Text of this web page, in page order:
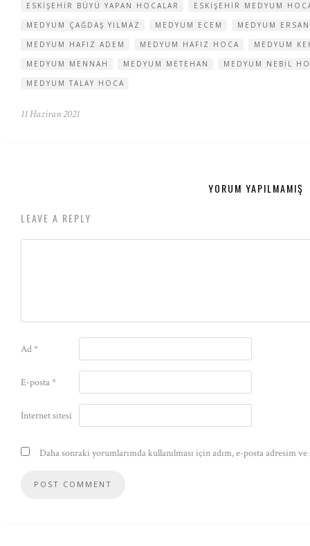
ESKIŞEHIR BÜYÜ YAPAN HOCALAR
ESKIŞEHIR MEDYUM
MEDYUM ÇAĞDAŞ YILMAZ
MEDYUM ECEM
MEDYUM ERSAN
MEDYUM HAFIZ ADEM
MEDYUM HAFIZ HOCA
MEDYUM
MEDYUM MENNAH
MEDYUM METEHAN
MEDYUM NEBIL
MEDYUM TALAY HOCA
11 Haziran 2021
YORUM YAPILMAMIŞ
LEAVE A REPLY
Ad*
E-posta*
İnternet sitesi
Daha sonraki yorumlarımda kullanılması için adım, e-posta adresim